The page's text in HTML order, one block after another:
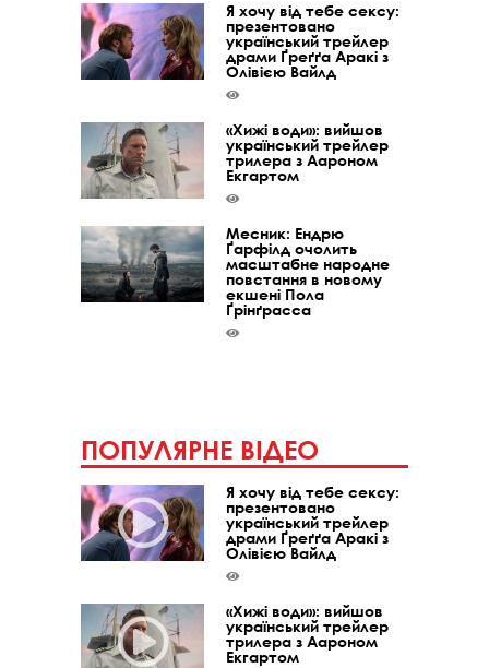
Я хочу від тебе сексу:
презентовано
український трейлер
драми Ґреґґа Аракі з
Олівією Вайлд
«Хижі води»: вийшов
український трейлер
трилера з Аароном
Екгартом
Месник: Ендрю
Ґарфілд очолить
масштабне народне
повстання в новому
екшені Пола
Ґрінґрасса
ПОПУЛЯРНЕ ВІДЕО
Я хочу від тебе сексу:
презентовано
український трейлер
драми Ґреґґа Аракі з
Олівією Вайлд
«Хижі води»: вийшов
український трейлер
трилера з Аароном
Екгартом